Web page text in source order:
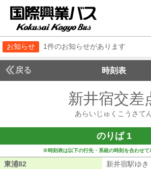
お知らせ 1件のお知らせがあります
戻る 時刻表
新井宿交差
あらいじゅくこうさて
のりば 1
※時刻表は以下の行先・系統の時刻を合わせて
東浦82 新井宿駅ゆき